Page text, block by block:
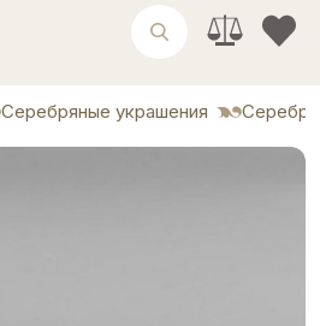
Серебряные украшения